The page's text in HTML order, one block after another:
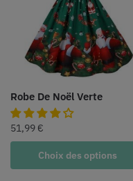
Robe De Noël Verte
51,99 €
Choix des options